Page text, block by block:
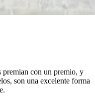
premian con un premio, y
son una excelente forma